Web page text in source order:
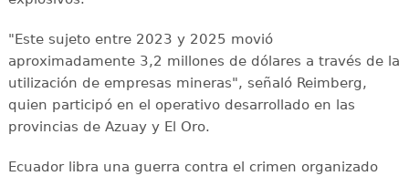
"Este sujeto entre 2023 y 2025 movió
aproximadamente 3,2 millones de dólares a través de la
utilización de empresas mineras", señaló Reimberg,
quien participó en el operativo desarrollado en las
provincias de Azuay y El Oro.
Ecuador libra una guerra contra el crimen organizado